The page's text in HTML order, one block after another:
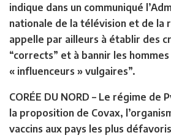
indique dans un communiqué
nationale de la télévision et de la
appelle par ailleurs à établir des
“corrects” et à bannir les
« influenceurs » vulgaires”.
CORÉE DU NORD – Le régime de
la proposition de Covax,
vaccins aux pays les plus